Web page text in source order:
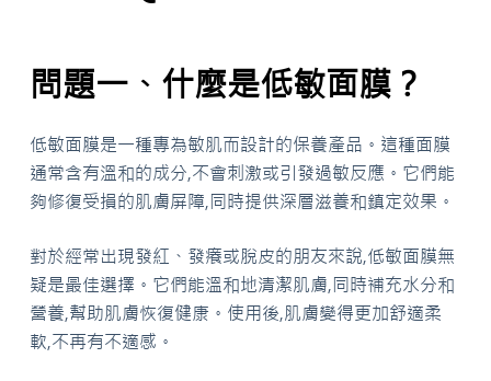
問題一、什麼是低敏面膜？
低敏面膜是一種專為敏肌而設計的保養產品。這種面膜
通常含有溫和的成分,不會刺激或引發過敏反應。它們能
夠修復受損的肌膚屏障,同時提供深層滋養和鎮定效果。
對於經常出現發紅、發癢或脫皮的朋友來說,低敏面膜無
疑是最佳選擇。它們能溫和地清潔肌膚,同時補充水分和
營養,幫助肌膚恢復健康。使用後,肌膚變得更加舒適柔
軟,不再有不適感。